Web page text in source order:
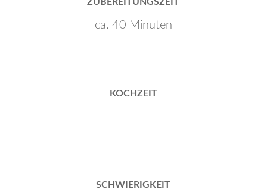
ca. 40 Minuten
KOCHZEIT
–
SCHWIERIGKEIT